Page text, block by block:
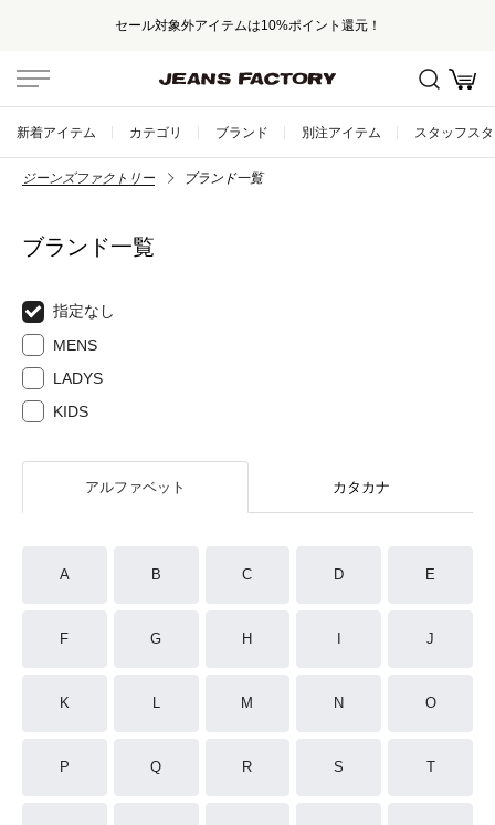
セール対象外アイテムは10%ポイント還元！
新着アイテム カテゴリ ブランド 別注アイテム スタッフス
ジーンズファクトリー ブランド一覧
ブランド一覧
指定なし
MENS
LADYS
KIDS
アルファベット カタカナ
A B C D E
F G H J
K L M N O
P Q R S T